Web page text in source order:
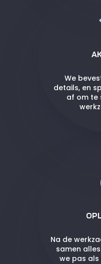
We
details, en
af om te
Na de
samen
we pas